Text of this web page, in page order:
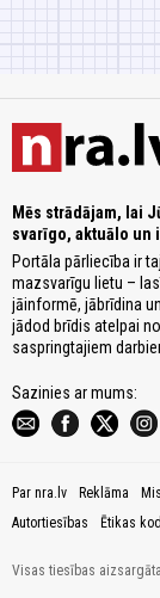
Mēs strādājam, lai
svarīgo, aktuālo un
Portāla pārliecība ir
mazsvarīgu lietu –
jāinformē, jābrīdina
jādod brīdis atelpai
saspringtajiem
Sazinies ar mums:
Par nra.lv Reklāma
Autortiesības
Ētikas
Visas tiesības